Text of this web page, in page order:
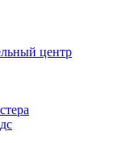
центр